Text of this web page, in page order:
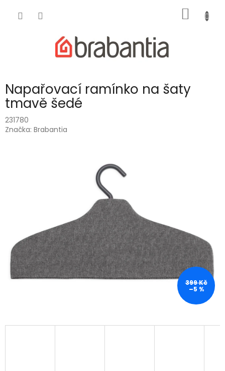
KOŠÍK
Napařovací ramínko na šaty
tmavě šedé
231780
Značka: Brabantia
399 Kč
–5 %